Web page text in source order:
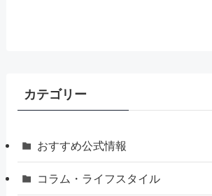
カテゴリー
おすすめ公式情報
コラム・ライフスタイル